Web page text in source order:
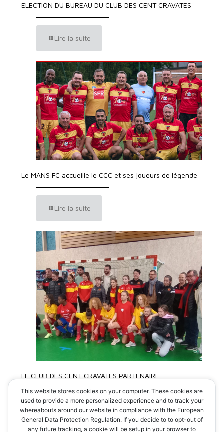
ELECTION DU BUREAU DU CLUB DES CENT CRAVATES
Lire la suite
Le MANS FC accueille le CCC et ses joueurs de légende
Lire la suite
LE CLUB DES CENT CRAVATES PARTENAIRE
Lire la suite
This website stores cookies on your computer. These cookies are
used to provide a more personalized experience and to track your
whereabouts around our website in compliance with the European
General Data Protection Regulation. If you decide to to opt-out of
any future tracking, a cookie will be setup in your browser to